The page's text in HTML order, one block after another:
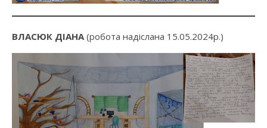
ВЛАСЮК ДІАНА (робота надіслана 15.05.2024р.)